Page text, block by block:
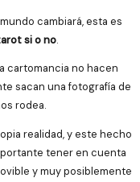
cambiará, esta es
si o no.
cartomancia no hacen
sacan una fotografía de
rodea.
realidad, y este hecho
tener en cuenta
y muy posiblemente